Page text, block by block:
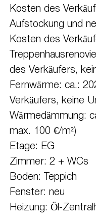
Kosten des
Aufstockung und
Kosten des
des Verkäufers,
Fernwärme: ca.:
Verkäufers, keine
Wärmedämmung:
max. 100 €/m²)
Etage: EG
Zimmer: 2 + WCs
Boden: Teppich
Fenster: neu
Heizung: Öl-